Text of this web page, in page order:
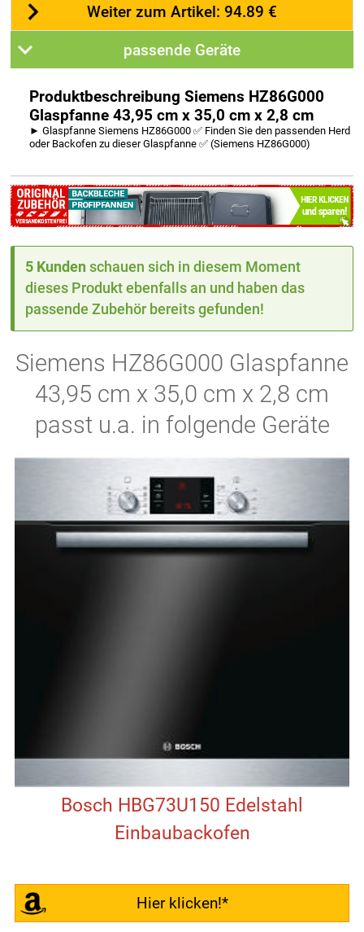
Weiter zum Artikel: 94.89 €
passende Geräte
Produktbeschreibung Siemens HZ86G000
Glaspfanne 43,95 cm x 35,0 cm x 2,8 cm
► Glaspfanne Siemens HZ86G000 ✅ Finden Sie den passenden Herd
oder Backofen zu dieser Glaspfanne ✅ (Siemens HZ86G000)
5 Kunden schauen sich in diesem Moment
dieses Produkt ebenfalls an und haben das
passende Zubehör bereits gefunden!
Siemens HZ86G000 Glaspfanne
43,95 cm x 35,0 cm x 2,8 cm
passt u.a. in folgende Geräte
Bosch HBG73U150 Edelstahl
Einbaubackofen
Hier klicken!*